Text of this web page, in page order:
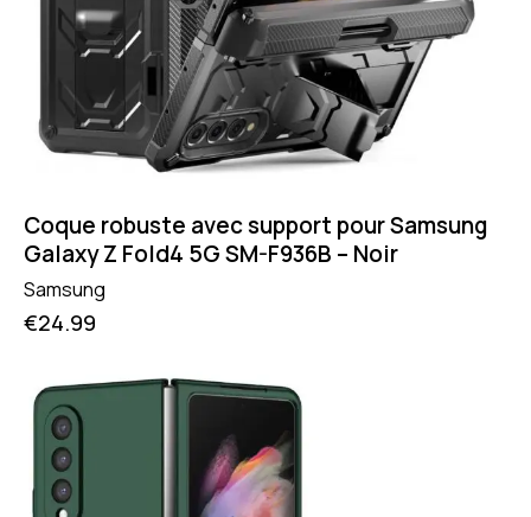
Coque robuste avec support pour Samsung
Galaxy Z Fold4 5G SM-F936B – Noir
Samsung
€24.99